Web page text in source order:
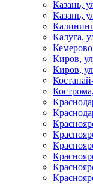
Казань,
Казань,
Калуга,
Киров,
Киров,